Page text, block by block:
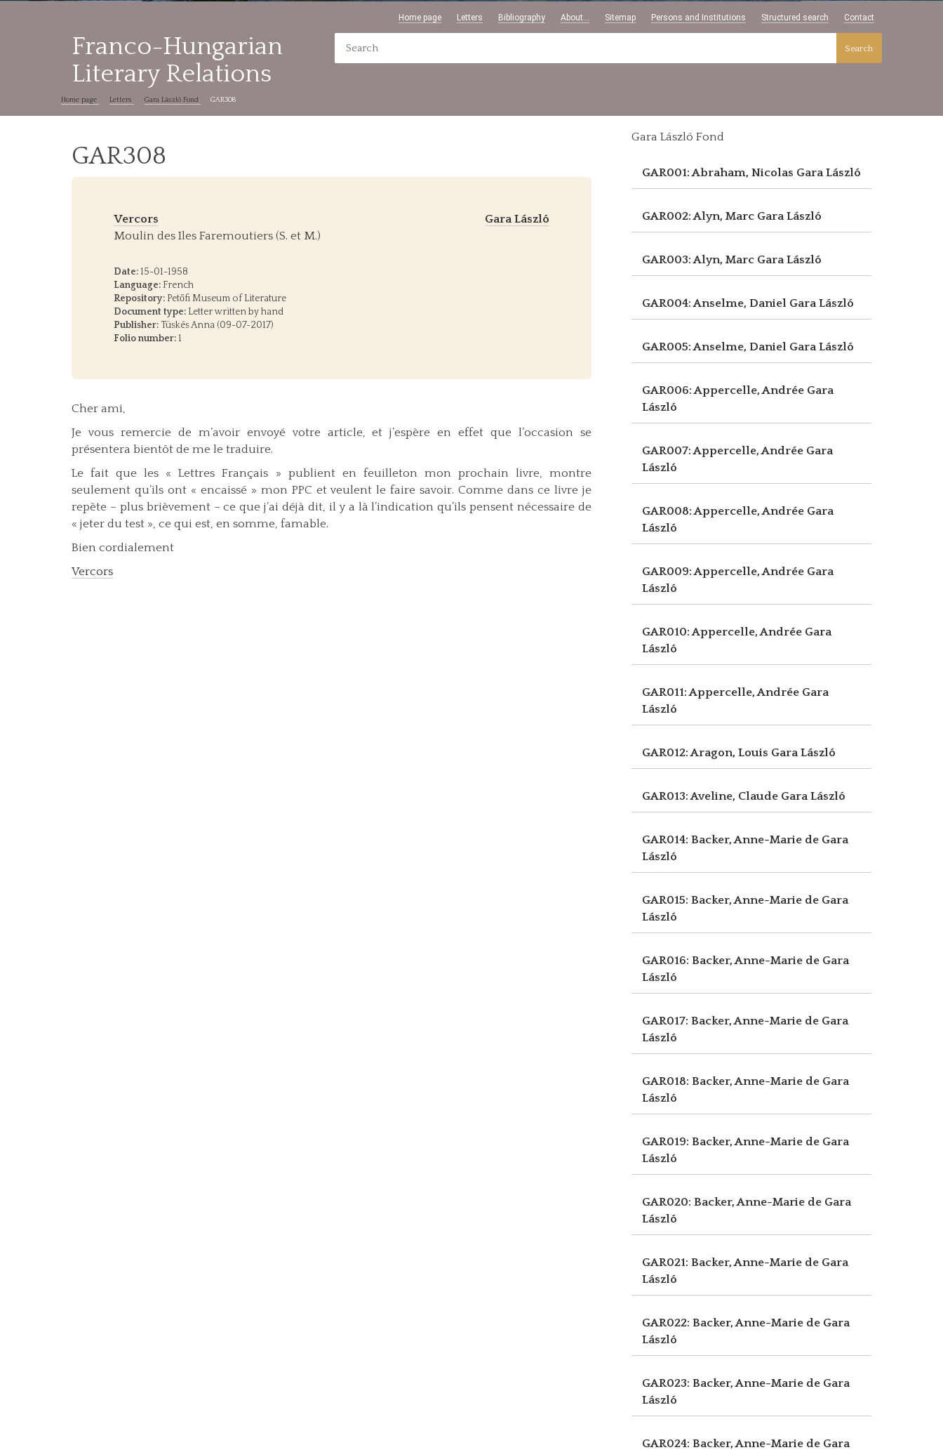
Home page Letters Bibliography About... Sitemap Persons and Institutions Structured search Contact
Franco-Hungarian
Literary Relations
Search
Home page Letters Gara László Fond GAR308
GAR308
Vercors
Gara László
Moulin des Iles Faremoutiers (S. et M.)
Date:15-01-1958
Language: French
Repository: Petőfi Museum of Literature
Document type: Letter written by hand
Publisher: Tüskés Anna (09-07-2017)
Folio number:1
Cher ami,
Je vous remercie de m’avoir envoyé votre article, et j’espère en effet que l’occasion se
présentera bientôt de me le traduire.
Le fait que les « Lettres Français » publient en feuilleton mon prochain livre, montre
seulement qu’ils ont « encaissé » mon PPC et veulent le faire savoir. Comme dans ce livre je
repète – plus brièvement – ce que j’ai déjà dit, il y a là l’indication qu’ils pensent nécessaire de
« jeter du test », ce qui est, en somme, famable.
Bien cordialement
Vercors
Gara László Fond
GAR001: Abraham, Nicolas Gara László
GAR002: Alyn, Marc Gara László
GAR003: Alyn, Marc Gara László
GAR004: Anselme, Daniel Gara László
GAR005: Anselme, Daniel Gara László
GAR006: Appercelle, Andrée Gara
László
GAR007: Appercelle, Andrée Gara
László
GAR008: Appercelle, Andrée Gara
László
GAR009: Appercelle, Andrée Gara
László
GAR010: Appercelle, Andrée Gara
László
GAR011: Appercelle, Andrée Gara
László
GAR012: Aragon, Louis Gara László
GAR013: Aveline, Claude Gara László
GAR014: Backer, Anne-Marie de Gara
László
GAR015: Backer, Anne-Marie de Gara
László
GAR016: Backer, Anne-Marie de Gara
László
GAR017: Backer, Anne-Marie de Gara
László
GAR018: Backer, Anne-Marie de Gara
László
GAR019: Backer, Anne-Marie de Gara
László
GAR020: Backer, Anne-Marie de Gara
László
GAR021: Backer, Anne-Marie de Gara
László
GAR022: Backer, Anne-Marie de Gara
László
GAR023: Backer, Anne-Marie de Gara
László
GAR024: Backer, Anne-Marie de Gara